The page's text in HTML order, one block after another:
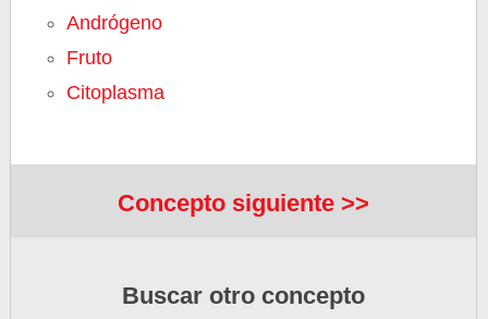
Andrógeno
Fruto
Citoplasma
Concepto siguiente >>
Buscar otro concepto